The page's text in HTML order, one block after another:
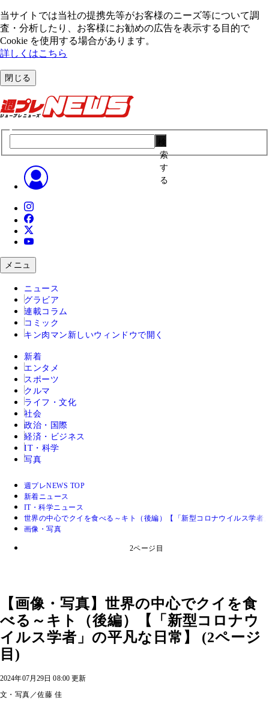
当サイトでは当社の提携先等がお客様のニーズ等について調
査・分析したり、お客様にお勧めの広告を表⽰する⽬的で
Cookie を使⽤する場合があります。
詳しくはこちら
閉じる
索
す
る
メニュ
ニュース
グラビア
連載コラム
コミック
キン肉マン 新しいウィンドウで開く
新着
エンタメ
スポーツ
クルマ
ライフ・文化
社会
政治・国際
経済・ビジネス
IT・科学
写真
週プレNEWS TOP
新着ニュース
IT・科学ニュース
世界の中心でクイを食べる～キト（後編）【「新型コロナウイルス学者
画像・写真
2ページ目
【画像・写真】世界の中心でクイを食
べる～キト（後編）【「新型コロナウ
イルス学者」の平凡な日常】 (2ページ
目)
2024年07月29日 08:00 更新
文・写真／佐藤 佳